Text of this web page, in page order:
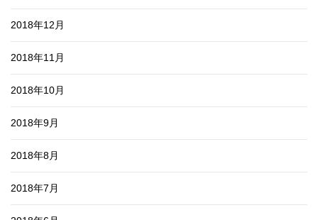
2018年12月
2018年11月
2018年10月
2018年9月
2018年8月
2018年7月